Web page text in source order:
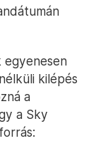
egyenesen
kilépés
a
a Sky